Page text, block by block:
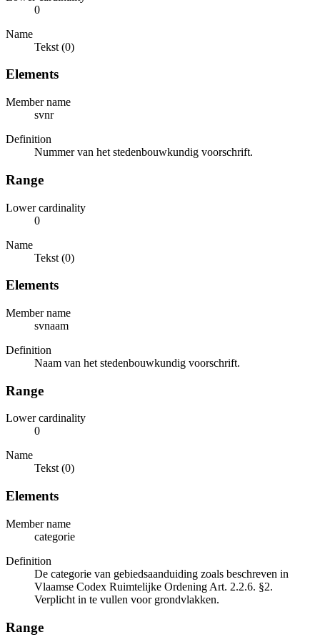
0
Name
Tekst (0)
Elements
Member name
svnr
Definition
Nummer van het stedenbouwkundig voorschrift.
Range
Lower cardinality
0
Name
Tekst (0)
Elements
Member name
svnaam
Definition
Naam van het stedenbouwkundig voorschrift.
Range
Lower cardinality
0
Name
Tekst (0)
Elements
Member name
categorie
Definition
De categorie van gebiedsaanduiding zoals beschreven in
Vlaamse Codex Ruimtelijke Ordening Art. 2.2.6. §2.
Verplicht in te vullen voor grondvlakken.
Range